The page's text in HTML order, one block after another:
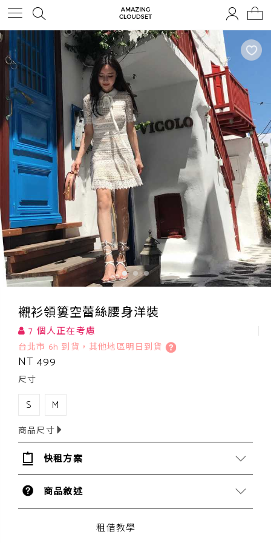
襯衫領簍空蕾絲腰身洋裝
7 個人正在考慮
台北市 6h 到貨，其他地區明日到貨
NT 499
尺寸
S M
商品尺寸
快租方案
商品敘述
租借教學